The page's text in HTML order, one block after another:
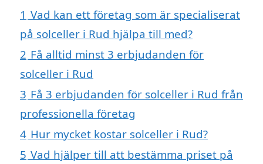
1 Vad kan ett företag som är specialiserat
på solceller i Rud hjälpa till med?
2 Få alltid minst 3 erbjudanden för
solceller i Rud
3 Få 3 erbjudanden för solceller i Rud från
professionella företag
4 Hur mycket kostar solceller i Rud?
5 Vad hjälper till att bestämma priset på